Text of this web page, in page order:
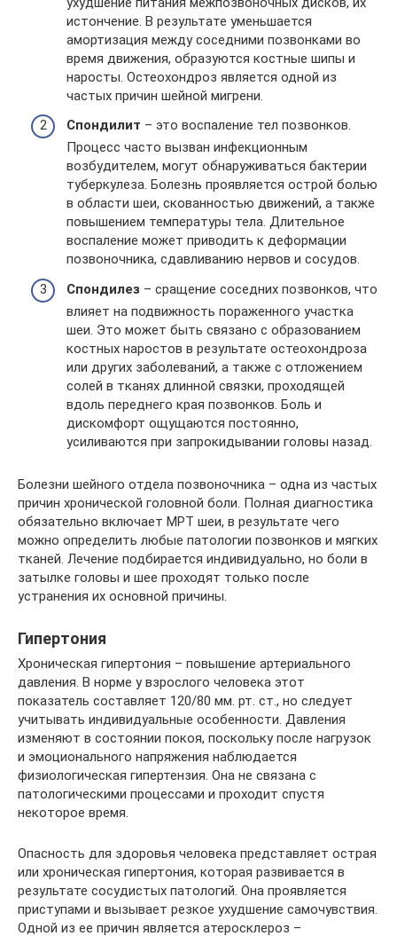
истончение. В результате уменьшается
амортизация между соседними позвонками во
время движения, образуются костные шипы и
наросты. Остеохондроз является одной из
частых причин шейной мигрени.
Спондилит – это воспаление тел позвонков.
Процесс часто вызван инфекционным
возбудителем, могут обнаруживаться бактерии
туберкулеза. Болезнь проявляется острой болью
в области шеи, скованностью движений, а также
повышением температуры тела. Длительное
воспаление может приводить к деформации
позвоночника, сдавливанию нервов и сосудов.
Спондилез – сращение соседних позвонков, что
влияет на подвижность пораженного участка
шеи. Это может быть связано с образованием
костных наростов в результате остеохондроза
или других заболеваний, а также с отложением
солей в тканях длинной связки, проходящей
вдоль переднего края позвонков. Боль и
дискомфорт ощущаются постоянно,
усиливаются при запрокидывании головы назад.
Болезни шейного отдела позвоночника – одна из частых
причин хронической головной боли. Полная диагностика
обязательно включает МРТ шеи, в результате чего
можно определить любые патологии позвонков и мягких
тканей. Лечение подбирается индивидуально, но боли в
затылке головы и шее проходят только после
устранения их основной причины.
Гипертония
Хроническая гипертония – повышение артериального
давления. В норме у взрослого человека этот
показатель составляет 120/80 мм. рт. ст., но следует
учитывать индивидуальные особенности. Давления
изменяют в состоянии покоя, поскольку после нагрузок
и эмоционального напряжения наблюдается
физиологическая гипертензия. Она не связана с
патологическими процессами и проходит спустя
некоторое время.
Опасность для здоровья человека представляет острая
или хроническая гипертония, которая развивается в
результате сосудистых патологий. Она проявляется
приступами и вызывает резкое ухудшение самочувствия.
Одной из ее причин является атеросклероз –